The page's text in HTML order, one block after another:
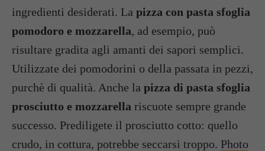
ingredienti desiderati. La pizza con pasta sfoglia
pomodoro e mozzarella, ad esempio, può
risultare gradita agli amanti dei sapori semplici.
Utilizzate dei pomodorini o della passata in pezzi,
purchè di qualità. Anche la pizza di pasta sfoglia
prosciutto e mozzarella riscuote sempre grande
successo. Prediligete il prosciutto cotto: quello
crudo, in cottura, potrebbe seccarsi troppo. Photo